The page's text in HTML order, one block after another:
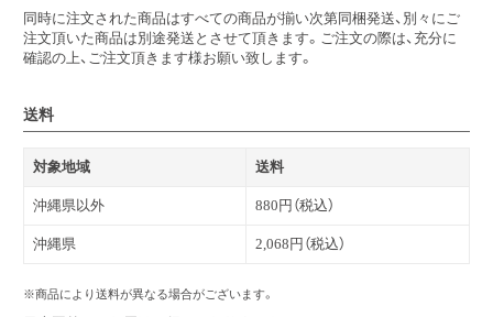
同時に注文された商品はすべての商品が揃い次第同梱発送、別々にご
注文頂いた商品は別途発送とさせて頂きます。ご注文の際は、充分に
確認の上、ご注文頂きます様お願い致します。
送料
対象地域 送料
沖縄県以外 880円（税込）
沖縄県 2,068円（税込）
※商品により送料が異なる場合がございます。